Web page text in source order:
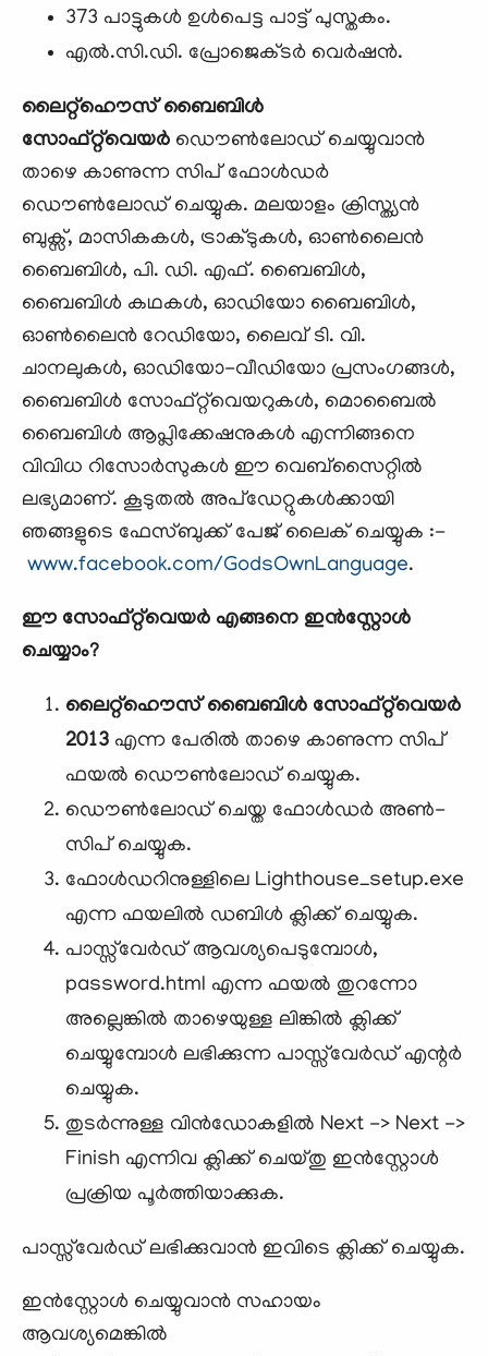
373 പാട്ടുകള്‍ ഉള്‍പെട്ട പാട്ട് പുസ്തകം.
എല്‍.സി.ഡി. പ്രോജെക്ടര്‍ വെര്‍ഷന്‍.
ലൈറ്റ്ഹൌസ് ബൈബിള്‍
സോഫ്റ്റ്‌വെയര്‍ ഡൌണ്‍ലോഡ് ചെയ്യുവാന്‍
താഴെ കാണുന്ന സിപ്‌ ഫോള്‍ഡര്‍
ഡൌണ്‍ലോഡ് ചെയ്യുക. മലയാളം ക്രിസ്ത്യന്‍
ബുക്സ്, മാസികകള്‍, ട്രാക്ടുകള്‍, ഓണ്‍ലൈന്‍
ബൈബിള്‍, പി. ഡി. എഫ്. ബൈബിള്‍,
ബൈബിള്‍ കഥകള്‍, ഓഡിയോ ബൈബിള്‍,
ഓണ്‍ലൈന്‍ റേഡിയോ, ലൈവ് ടി. വി.
ചാനലുകള്‍, ഓഡിയോ-വീഡിയോ പ്രസംഗങ്ങള്‍,
ബൈബിള്‍ സോഫ്റ്റ്‌വെയറുകള്‍, മൊബൈല്‍
ബൈബിള്‍ ആപ്ലിക്കേഷനുകള്‍ എന്നിങ്ങനെ
വിവിധ റിസോര്‍സുകള്‍ ഈ വെബ്‌സൈറ്റില്‍
ലഭ്യമാണ്. കൂടുതല്‍ അപ്ഡേറ്റുകള്‍ക്കായി
ഞങ്ങളുടെ ഫേസ്ബുക്ക്‌ പേജ് ലൈക്‌ ചെയ്യുക :-
www.facebook.com/GodsOwnLanguage.
ഈ സോഫ്റ്റ്‌വെയര്‍ എങ്ങനെ ഇന്‍സ്റ്റോള്‍
ചെയ്യാം?
ലൈറ്റ്ഹൌസ് ബൈബിള്‍ സോഫ്റ്റ്‌വെയര്‍
2013 എന്ന പേരില്‍ താഴെ കാണുന്ന സിപ്‌
ഫയല്‍ ഡൌണ്‍ലോഡ് ചെയ്യുക.
ഡൌണ്‍ലോഡ് ചെയ്ത ഫോള്‍ഡര്‍ അണ്‍-
സിപ്‌ ചെയ്യുക.
ഫോള്‍ഡറിനുള്ളിലെ Lighthouse_setup.exe
എന്ന ഫയലില്‍ ഡബിള്‍ ക്ലിക്ക് ചെയ്യുക.
പാസ്സ്‌വേര്‍ഡ്‌ ആവശ്യപെടുമ്പോള്‍,
password.html എന്ന ഫയല്‍ തുറന്നോ
അല്ലെങ്കില്‍ താഴെയുള്ള ലിങ്കില്‍ ക്ലിക്ക്
ചെയ്യുമ്പോള്‍ ലഭിക്കുന്ന പാസ്സ്‌വേര്‍ഡ്‌ എന്റര്‍
ചെയ്യുക.
തുടര്‍ന്നുള്ള വിന്‍ഡോകളില്‍ Next -> Next ->
Finish എന്നിവ ക്ലിക്ക് ചെയ്തു ഇന്‍സ്റ്റോള്‍
പ്രക്രിയ പൂര്‍ത്തിയാക്കുക.
പാസ്സ്‌വേര്‍ഡ്‌ ലഭിക്കുവാന്‍ ഇവിടെ ക്ലിക്ക് ചെയ്യുക.
ഇന്‍സ്റ്റോള്‍ ചെയ്യുവാന്‍ സഹായം
ആവശ്യമെങ്കില്‍